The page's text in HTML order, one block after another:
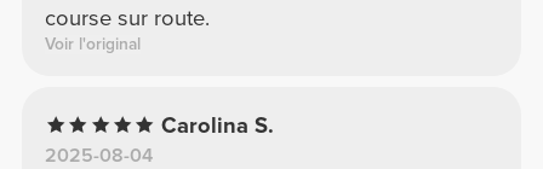
course sur route.
Voir l'original
Carolina S.
2025-08-04